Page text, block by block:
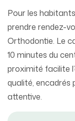
Pour les
prendre rendez-
Orthodontie. Le
10 minutes du
proximité facilite
qualité, encadrés
attentive.